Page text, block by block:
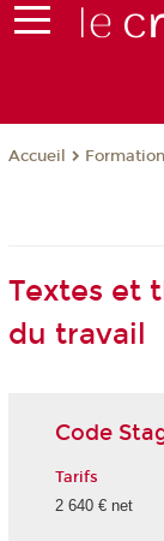
Accueil
Textes et
du travail
Code
Tarifs
2 640 € net